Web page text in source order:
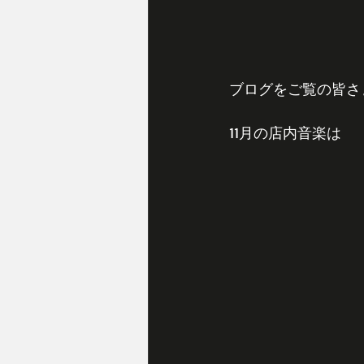
ブログをご覧の皆さ
11月の店内音楽は